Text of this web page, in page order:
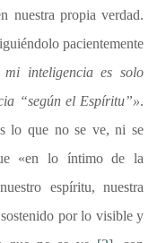
nuestra propia verdad.
pacientemente
mi inteligencia es solo
“según el Espíritu”».
lo que no se ve, ni se
«en lo íntimo de la
espíritu, nuestra
por lo visible y